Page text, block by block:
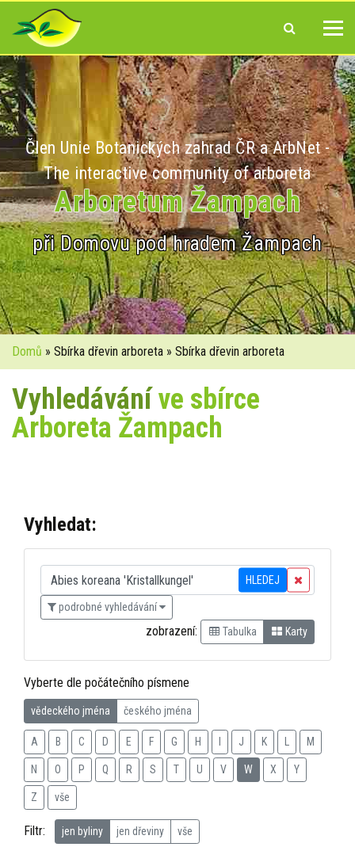
Člen Unie Botanických zahrad ČR a ArbNet -
The interactive community of arboreta
Arboretum Žampach
při Domovu pod hradem Žampach
Domů » Sbírka dřevin arboreta » Sbírka dřevin arboreta
Vyhledáváníve sbírce
Arboreta Žampach
Vyhledat:
HLEDEJ
podrobné vyhledávání
zobrazení: Tabulka Karty
Vyberte dle počátečního písmene
vědeckého jména českého jména
A B C D E F G H J K M
N O P Q R S T U V W X Y
Z vše
Filtr: jen byliny jen dřeviny vše